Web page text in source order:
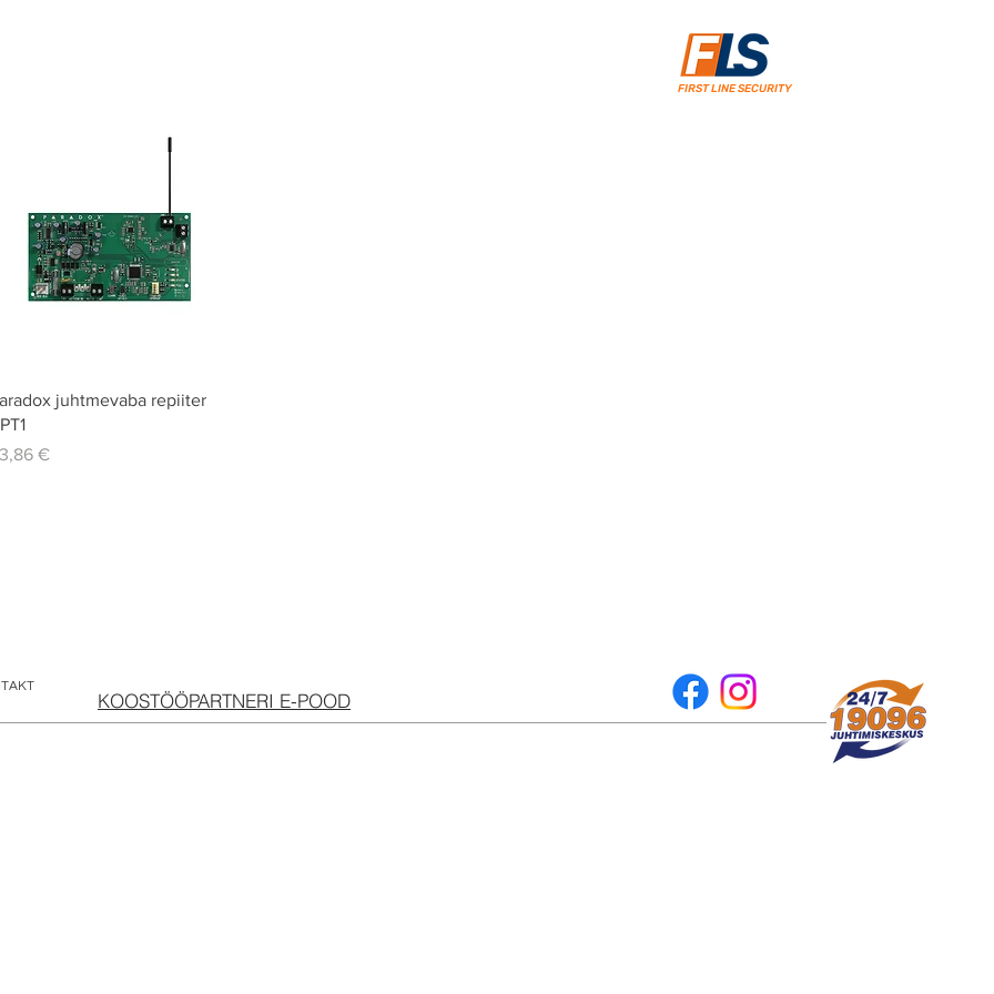
FIRST LINE SECURITY
Quick View
juhtmevaba repiiter
€
KOOSTÖÖPARTNERI E-POOD